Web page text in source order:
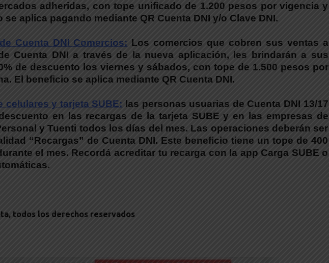
adheridas, con tope unificado de 1.200 pesos por vigencia y
aplica pagando mediante QR Cuenta DNI y/o Clave DNI.
Cuenta DNI Comercios: Los comercios que cobren sus ventas a
Cuenta DNI a través de la nueva aplicación, les brindarán a sus
de descuento los viernes y sábados, con tope de 1.500 pesos por
El beneficio se aplica mediante QR Cuenta DNI.
celulares y tarjeta SUBE: las personas usuarias de Cuenta DNI 13/17
en las recargas de la tarjeta SUBE y en las empresas de
y Tuenti todos los días del mes. Las operaciones deberán ser
“Recargas” de Cuenta DNI. Este beneficio tiene un tope de 400
el mes. Recordá acreditar tu recarga con la app Carga SUBE o
, todos los derechos reservados